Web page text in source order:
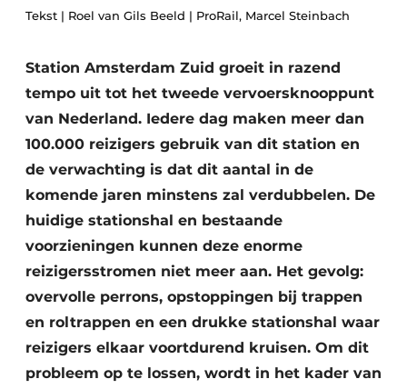
Podcasts
Vacature aanmelden
Vacatures
Video’s
Glas
Modulair bouwen
Tekst | Roel van Gils Beeld | ProRail, Marcel Steinbach
Station Amsterdam Zuid groeit in razend
tempo uit tot het tweede vervoersknooppunt
van Nederland. Iedere dag maken meer dan
100.000 reizigers gebruik van dit station en
de verwachting is dat dit aantal in de
komende jaren minstens zal verdubbelen. De
huidige stationshal en bestaande
voorzieningen kunnen deze enorme
reizigersstromen niet meer aan. Het gevolg:
overvolle perrons, opstoppingen bij trappen
en roltrappen en een drukke stationshal waar
reizigers elkaar voortdurend kruisen. Om dit
probleem op te lossen, wordt in het kader van